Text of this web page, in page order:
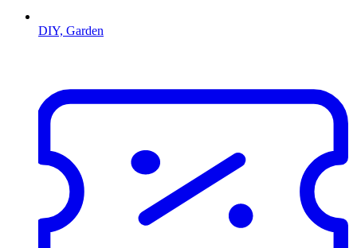
DIY, Garden